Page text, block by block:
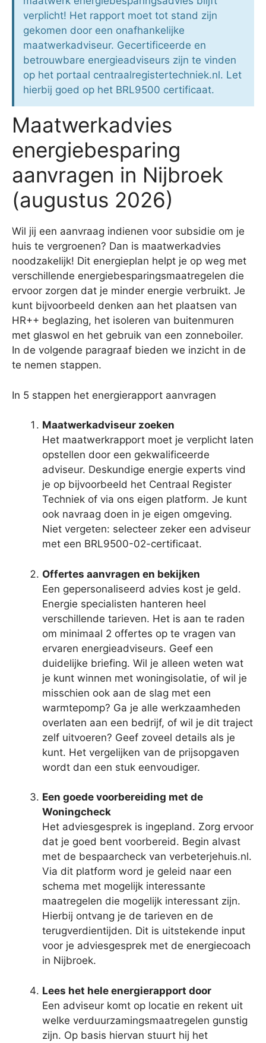
verplicht! Het rapport moet tot stand zijn
gekomen door een onafhankelijke
maatwerkadviseur. Gecertificeerde en
betrouwbare energieadviseurs zijn te vinden
op het portaal centraalregistertechniek.nl. Let
hierbij goed op het BRL9500 certificaat.
Maatwerkadvies
energiebesparing
aanvragen in Nijbroek
(augustus 2026)
Wil jij een aanvraag indienen voor subsidie om je
huis te vergroenen? Dan is maatwerkadvies
noodzakelijk! Dit energieplan helpt je op weg met
verschillende energiebesparingsmaatregelen die
ervoor zorgen dat je minder energie verbruikt. Je
kunt bijvoorbeeld denken aan het plaatsen van
HR++ beglazing, het isoleren van buitenmuren
met glaswol en het gebruik van een zonneboiler.
In de volgende paragraaf bieden we inzicht in de
te nemen stappen.
In 5 stappen het energierapport aanvragen
Maatwerkadviseur zoeken
Het maatwerkrapport moet je verplicht laten
opstellen door een gekwalificeerde
adviseur. Deskundige energie experts vind
je op bijvoorbeeld het Centraal Register
Techniek of via ons eigen platform. Je kunt
ook navraag doen in je eigen omgeving.
Niet vergeten: selecteer zeker een adviseur
met een BRL9500-02-certificaat.
Offertes aanvragen en bekijken
Een gepersonaliseerd advies kost je geld.
Energie specialisten hanteren heel
verschillende tarieven. Het is aan te raden
om minimaal 2 offertes op te vragen van
ervaren energieadviseurs. Geef een
duidelijke briefing. Wil je alleen weten wat
je kunt winnen met woningisolatie, of wil je
misschien ook aan de slag met een
warmtepomp? Ga je alle werkzaamheden
overlaten aan een bedrijf, of wil je dit traject
zelf uitvoeren? Geef zoveel details als je
kunt. Het vergelijken van de prijsopgaven
wordt dan een stuk eenvoudiger.
Een goede voorbereiding met de
Woningcheck
Het adviesgesprek is ingepland. Zorg ervoor
dat je goed bent voorbereid. Begin alvast
met de bespaarcheck van verbeterjehuis.nl.
Via dit platform word je geleid naar een
schema met mogelijk interessante
maatregelen die mogelijk interessant zijn.
Hierbij ontvang je de tarieven en de
terugverdientijden. Dit is uitstekende input
voor je adviesgesprek met de energiecoach
in Nijbroek.
Lees het hele energierapport door
Een adviseur komt op locatie en rekent uit
welke verduurzamingsmaatregelen gunstig
zijn. Op basis hiervan stuurt hij het